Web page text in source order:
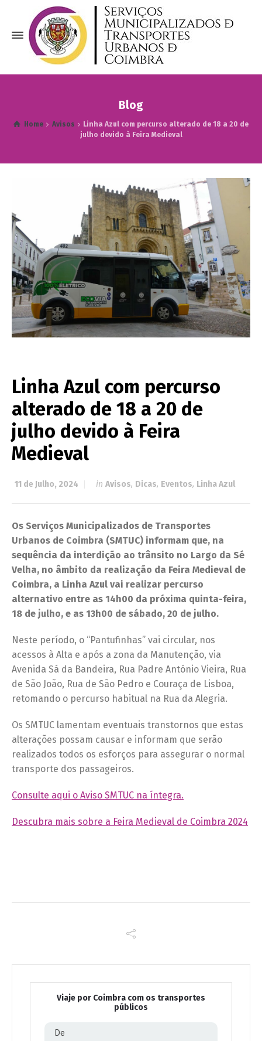
Blog
Home Avisos
Linha Azul com percurso alterado de 18 a 20 de
julho devido à Feira Medieval
Linha Azul com percurso
alterado de 18 a 20 de
julho devido à Feira
Medieval
11 de Julho, 2024 in Avisos, Dicas, Eventos, Linha Azul
Os Serviços Municipalizados de Transportes
Urbanos de Coimbra (SMTUC) informam que, na
sequência da interdição ao trânsito no Largo da Sé
Velha, no âmbito da realização da Feira Medieval de
Coimbra, a Linha Azul vai realizar percurso
alternativo entre as 14h00 da próxima quinta-feira,
18 de julho, e as 13h00 de sábado, 20 de julho.
Neste período, o “Pantufinhas” vai circular, nos
acessos à Alta e após a zona da Manutenção, via
Avenida Sá da Bandeira, Rua Padre António Vieira, Rua
de São João, Rua de São Pedro e Couraça de Lisboa,
retomando o percurso habitual na Rua da Alegria.
Os SMTUC lamentam eventuais transtornos que estas
alterações possam causar e informam que serão
realizados todos os esforços para assegurar o normal
transporte dos passageiros.
Consulte aqui o Aviso SMTUC na íntegra.
Descubra mais sobre a Feira Medieval de Coimbra 2024
Viaje por Coimbra com os transportes
públicos